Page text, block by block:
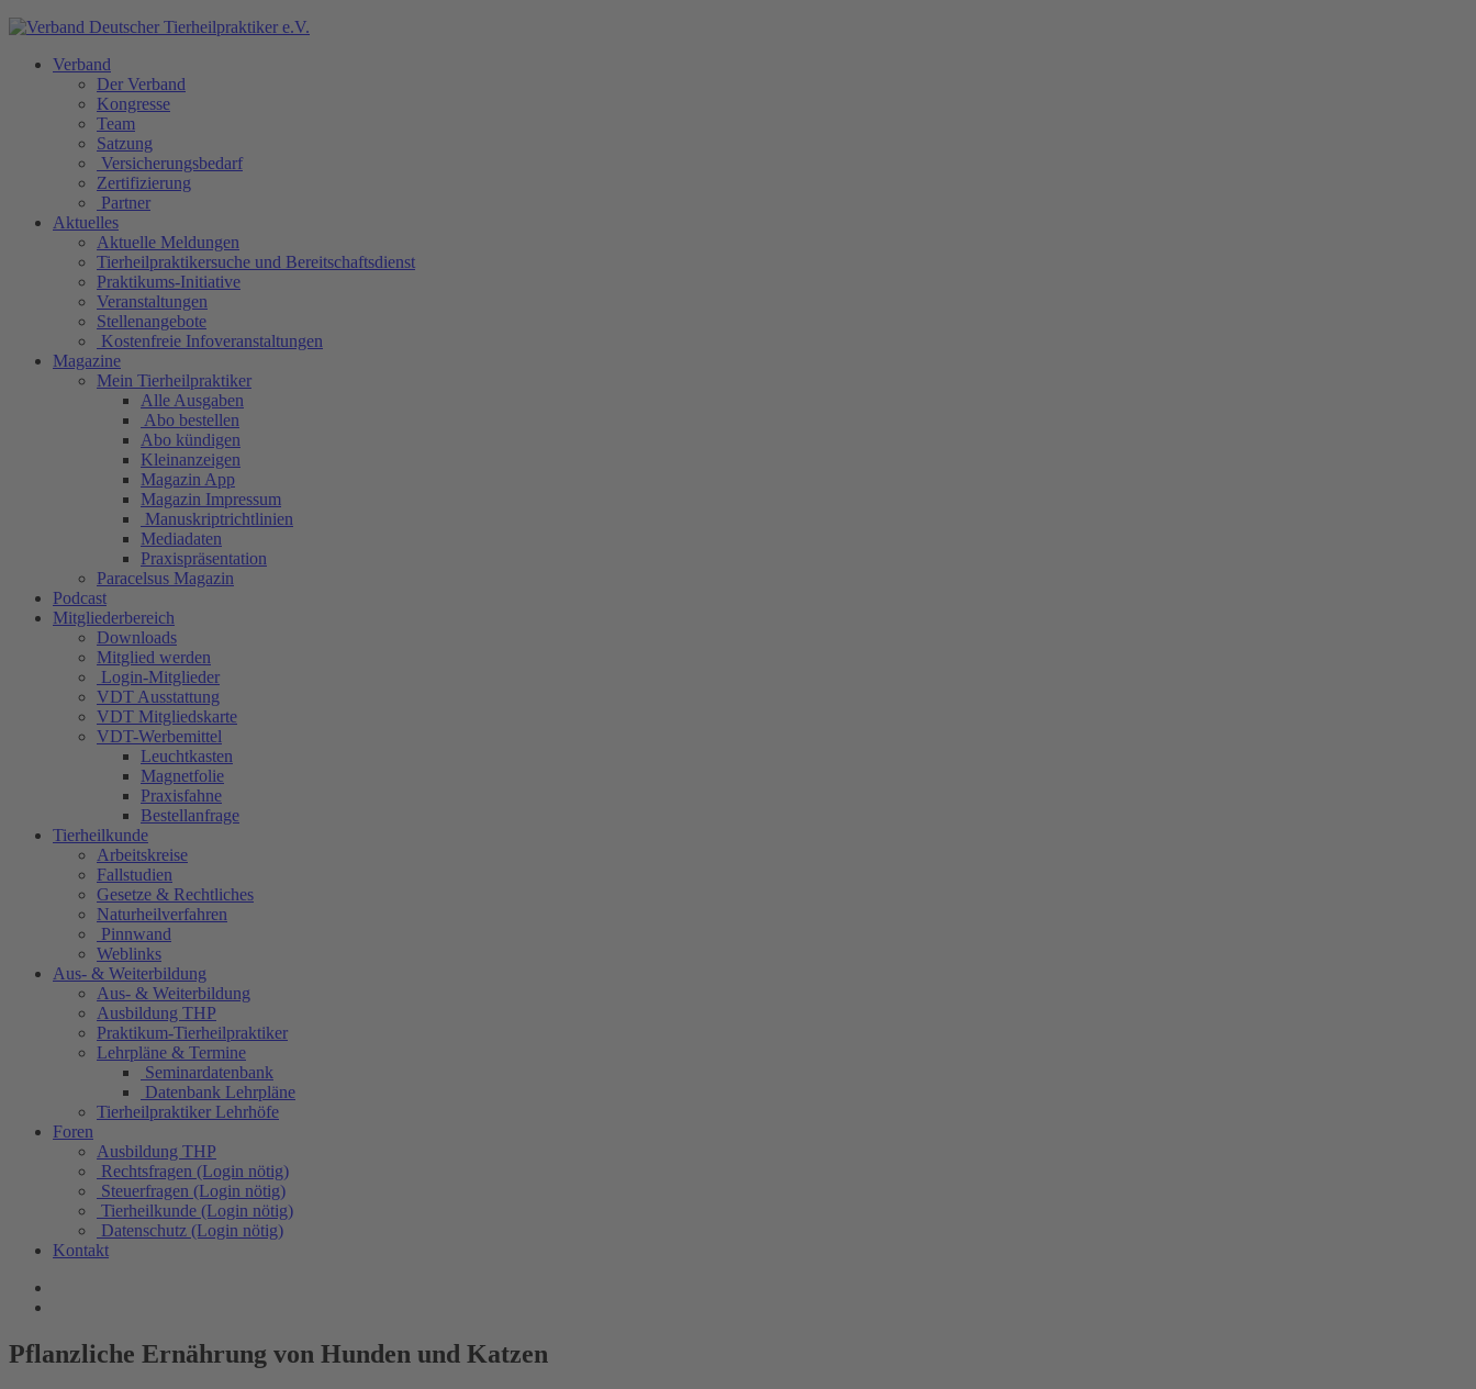
Verband
Der Verband
Kongresse
Team
Satzung
Versicherungsbedarf
Zertifizierung
Partner
Aktuelles
Aktuelle Meldungen
Tierheilpraktikersuche und Bereitschaftsdienst
Praktikums-Initiative
Veranstaltungen
Stellenangebote
Kostenfreie Infoveranstaltungen
Magazine
Mein Tierheilpraktiker
Alle Ausgaben
Abo bestellen
Abo kündigen
Kleinanzeigen
Magazin App
Magazin Impressum
Manuskriptrichtlinien
Mediadaten
Praxispräsentation
Paracelsus Magazin
Podcast
Mitgliederbereich
Downloads
Mitglied werden
Login-Mitglieder
VDT Ausstattung
VDT Mitgliedskarte
VDT-Werbemittel
Leuchtkasten
Magnetfolie
Praxisfahne
Bestellanfrage
Tierheilkunde
Arbeitskreise
Fallstudien
Gesetze & Rechtliches
Naturheilverfahren
Pinnwand
Weblinks
Aus- & Weiterbildung
Aus- & Weiterbildung
Ausbildung THP
Praktikum-Tierheilpraktiker
Lehrpläne & Termine
Seminardatenbank
Datenbank Lehrpläne
Tierheilpraktiker Lehrhöfe
Foren
Ausbildung THP
Rechtsfragen (Login nötig)
Steuerfragen (Login nötig)
Tierheilkunde (Login nötig)
Datenschutz (Login nötig)
Kontakt
Pflanzliche Ernährung von Hunden und Katzen